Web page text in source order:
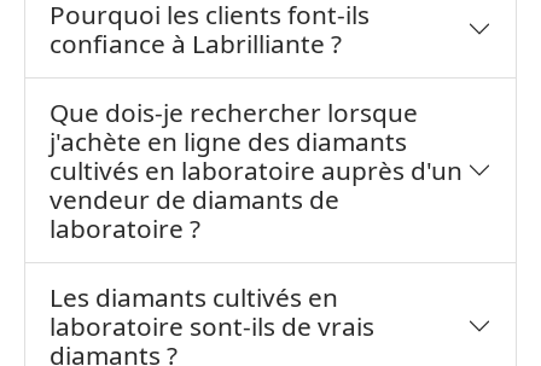
Pourquoi les clients font-ils
confiance à Labrilliante ?
Que dois-je rechercher lorsque
j'achète en ligne des diamants
cultivés en laboratoire auprès d'un
vendeur de diamants de
laboratoire ?
Les diamants cultivés en
laboratoire sont-ils de vrais
diamants ?